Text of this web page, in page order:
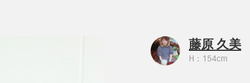
藤原 久美
H：154cm